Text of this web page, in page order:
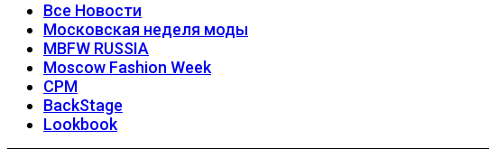
Все Новости
Московская неделя моды
MBFW RUSSIA
Moscow Fashion Week
CPM
BackStage
Lookbook